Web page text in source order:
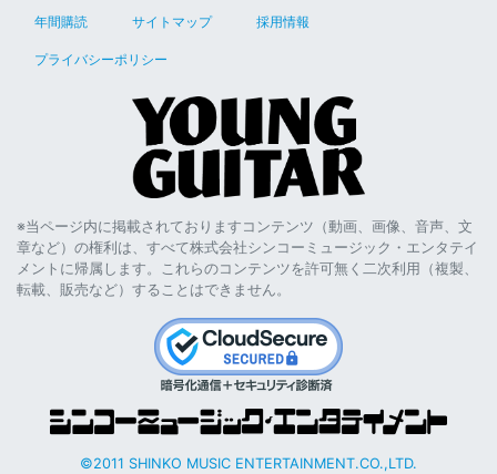
年間購読 サイトマップ 採用情報
プライバシーポリシー
※当ページ内に掲載されておりますコンテンツ（動画、画像、音声、文
章など）の権利は、すべて株式会社シンコーミュージック・エンタテイ
メントに帰属します。これらのコンテンツを許可無く二次利用（複製、
転載、販売など）することはできません。
©2011 SHINKO MUSIC ENTERTAINMENT.CO.,LTD.